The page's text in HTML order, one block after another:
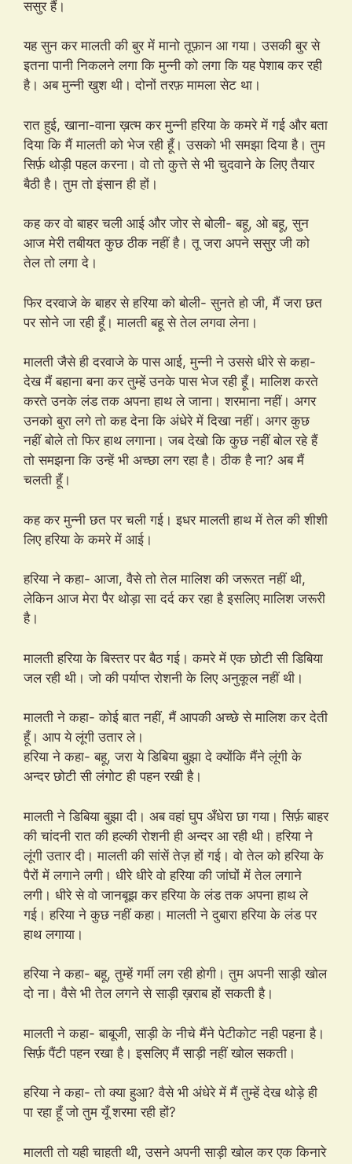
ससुर हैं।
यह सुन कर मालती की बुर में मानो तूफ़ान आ गया। उसकी बुर से
इतना पानी निकलने लगा कि मुन्नी को लगा कि यह पेशाब कर रही
है। अब मुन्नी खुश थी। दोनों तरफ़ मामला सेट था।
रात हुई, खाना-वाना ख़त्म कर मुन्नी हरिया के कमरे में गई और बता
दिया कि मैं मालती को भेज रही हूँ। उसको भी समझा दिया है। तुम
सिर्फ़ थोड़ी पहल करना। वो तो कुत्ते से भी चुदवाने के लिए तैयार
बैठी है। तुम तो इंसान ही हों।
कह कर वो बाहर चली आई और जोर से बोली- बहू, ओ बहू, सुन
आज मेरी तबीयत कुछ ठीक नहीं है। तू जरा अपने ससुर जी को
तेल तो लगा दे।
फिर दरवाजे के बाहर से हरिया को बोली- सुनते हो जी, मैं जरा छत
पर सोने जा रही हूँ। मालती बहू से तेल लगवा लेना।
मालती जैसे ही दरवाजे के पास आई, मुन्नी ने उससे धीरे से कहा-
देख मैं बहाना बना कर तुम्हें उनके पास भेज रही हूँ। मालिश करते
करते उनके लंड तक अपना हाथ ले जाना। शरमाना नहीं। अगर
उनको बुरा लगे तो कह देना कि अंधेरे में दिखा नहीं। अगर कुछ
नहीं बोले तो फिर हाथ लगाना। जब देखो कि कुछ नहीं बोल रहे हैं
तो समझना कि उन्हें भी अच्छा लग रहा है। ठीक है ना? अब मैं
चलती हूँ।
कह कर मुन्नी छत पर चली गई। इधर मालती हाथ में तेल की शीशी
लिए हरिया के कमरे में आई।
हरिया ने कहा- आजा, वैसे तो तेल मालिश की जरूरत नहीं थी,
लेकिन आज मेरा पैर थोड़ा सा दर्द कर रहा है इसलिए मालिश जरूरी
है।
मालती हरिया के बिस्तर पर बैठ गई। कमरे में एक छोटी सी डिबिया
जल रही थी। जो की पर्याप्त रोशनी के लिए अनुकूल नहीं थी।
मालती ने कहा- कोई बात नहीं, मैं आपकी अच्छे से मालिश कर देती
हूँ। आप ये लूंगी उतार ले।
हरिया ने कहा- बहू, जरा ये डिबिया बुझा दे क्योंकि मैंने लूंगी के
अन्दर छोटी सी लंगोट ही पहन रखी है।
मालती ने डिबिया बुझा दी। अब वहां घुप अँधेरा छा गया। सिर्फ़ बाहर
की चांदनी रात की हल्की रोशनी ही अन्दर आ रही थी। हरिया ने
लूंगी उतार दी। मालती की सांसें तेज़ हों गई। वो तेल को हरिया के
पैरों में लगाने लगी। धीरे धीरे वो हरिया की जांघों में तेल लगाने
लगी। धीरे से वो जानबूझ कर हरिया के लंड तक अपना हाथ ले
गई। हरिया ने कुछ नहीं कहा। मालती ने दुबारा हरिया के लंड पर
हाथ लगाया।
हरिया ने कहा- बहू, तुम्हें गर्मी लग रही होगी। तुम अपनी साड़ी खोल
दो ना। वैसे भी तेल लगने से साड़ी ख़राब हों सकती है।
मालती ने कहा- बाबूजी, साड़ी के नीचे मैंने पेटीकोट नही पहना है।
सिर्फ़ पैंटी पहन रखा है। इसलिए मैं साड़ी नहीं खोल सकती।
हरिया ने कहा- तो क्या हुआ? वैसे भी अंधेरे में मैं तुम्हें देख थोड़े ही
पा रहा हूँ जो तुम यूँ शरमा रही हों?
मालती तो यही चाहती थी, उसने अपनी साड़ी खोल कर एक किनारे